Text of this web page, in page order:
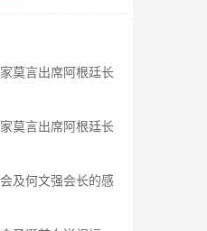
莫言出席阿根廷长
莫言出席阿根廷长
及何文强会长的感